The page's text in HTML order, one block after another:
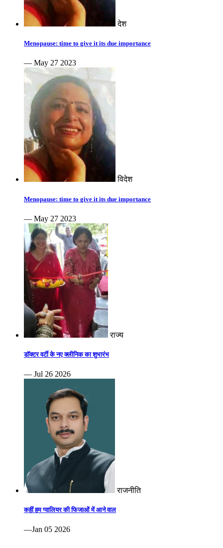
देश
Menopause: time to give it its due importance
— May 27 2023
विदेश
Menopause: time to give it its due importance
— May 27 2023
राज्य
डॉक्टर वर्टी के नए क्लीनिक का शुभारंभ
— Jul 26 2026
राजनीति
कहीं हम ग्वालियर की फिजाओं में आने वाल
—Jan 05 2026